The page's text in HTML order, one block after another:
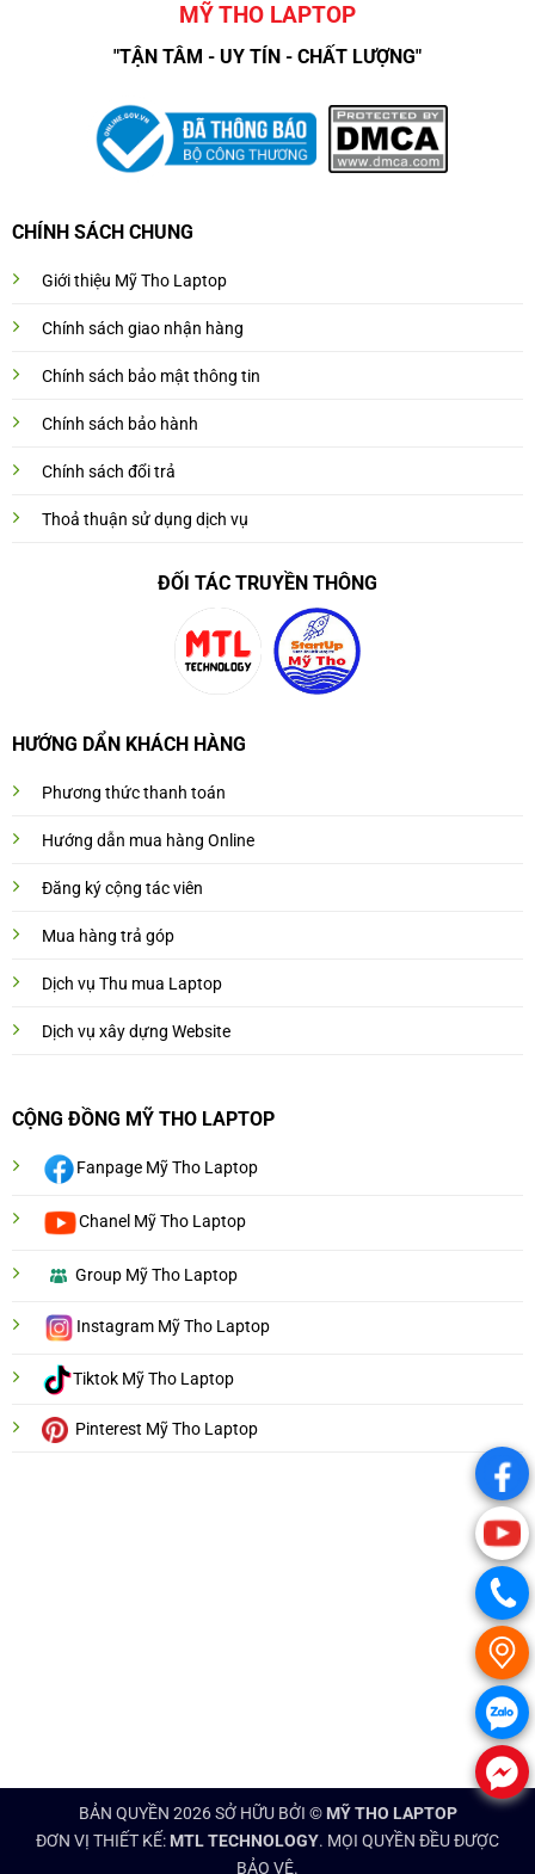
MỸ THO LAPTOP
"TẬN TÂM - UY TÍN - CHẤT LƯỢNG"
CHÍNH SÁCH CHUNG
Giới thiệu Mỹ Tho Laptop
Chính sách giao nhận hàng
Chính sách bảo mật thông tin
Chính sách bảo hành
Chính sách đổi trả
Thoả thuận sử dụng dịch vụ
ĐỐI TÁC TRUYỀN THÔNG
HƯỚNG DẨN KHÁCH HÀNG
Phương thức thanh toán
Hướng dẫn mua hàng Online
Đăng ký cộng tác viên
Mua hàng trả góp
Dịch vụ Thu mua Laptop
Dịch vụ xây dựng Website
CỘNG ĐỒNG MỸ THO LAPTOP
Fanpage Mỹ Tho Laptop
Chanel Mỹ Tho Laptop
Group Mỹ Tho Laptop
Instagram Mỹ Tho Laptop
Tiktok Mỹ Tho Laptop
Pinterest Mỹ Tho Laptop
BẢN QUYỀN 2026 SỞ HỮU BỞI © MỸ THO LAPTOP
ĐƠN VỊ THIẾT KẾ: MTL TECHNOLOGY. MỌI QUYỀN ĐỀU ĐƯỢC
BẢO VỆ.
.
.
.
.
.
.